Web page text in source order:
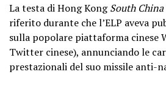
La testa di Hong KongSouth
riferito durante che l’ELP aveva
sulla popolare piattaforma cinese
Twitter cinese), annunciando le
prestazionali del suo missile anti-